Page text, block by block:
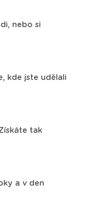
nebo si
kde jste udělali
tak
a v den